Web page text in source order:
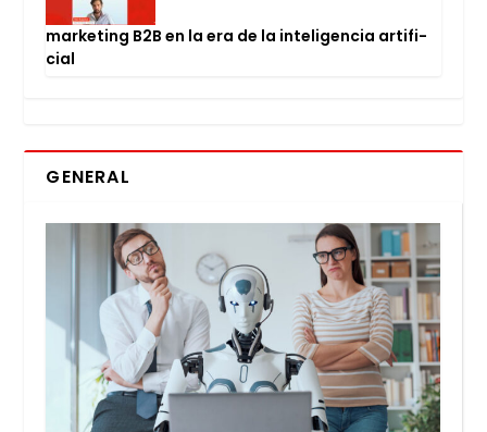
mar­ke­ting B2B en la era de la inte­li­gen­cia arti­fi­
cial
GENERAL